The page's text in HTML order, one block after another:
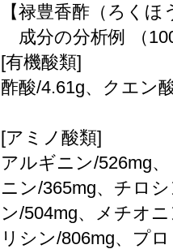
【禄豊香酢（ろく
成分の分析例 （
[有機酸類]
酢酸/4.61g、クエン
[アミノ酸類]
アルギニン/526mg
ニン/365mg、チロ
ン/504mg、メチオ
リシン/806mg、プ